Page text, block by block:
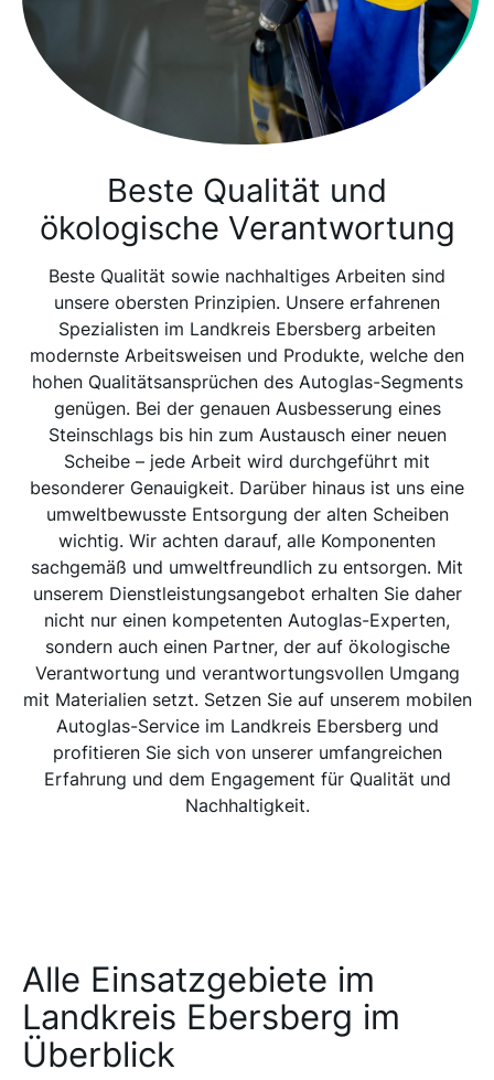
Beste Qualität und
ökologische Verantwortung
Beste Qualität sowie nachhaltiges Arbeiten sind
unsere obersten Prinzipien. Unsere erfahrenen
Spezialisten im Landkreis Ebersberg arbeiten
modernste Arbeitsweisen und Produkte, welche den
hohen Qualitätsansprüchen des Autoglas-Segments
genügen. Bei der genauen Ausbesserung eines
Steinschlags bis hin zum Austausch einer neuen
Scheibe – jede Arbeit wird durchgeführt mit
besonderer Genauigkeit. Darüber hinaus ist uns eine
umweltbewusste Entsorgung der alten Scheiben
wichtig. Wir achten darauf, alle Komponenten
sachgemäß und umweltfreundlich zu entsorgen. Mit
unserem Dienstleistungsangebot erhalten Sie daher
nicht nur einen kompetenten Autoglas-Experten,
sondern auch einen Partner, der auf ökologische
Verantwortung und verantwortungsvollen Umgang
mit Materialien setzt. Setzen Sie auf unserem mobilen
Autoglas-Service im Landkreis Ebersberg und
profitieren Sie sich von unserer umfangreichen
Erfahrung und dem Engagement für Qualität und
Nachhaltigkeit.
Alle Einsatzgebiete im
Landkreis Ebersberg im
Überblick